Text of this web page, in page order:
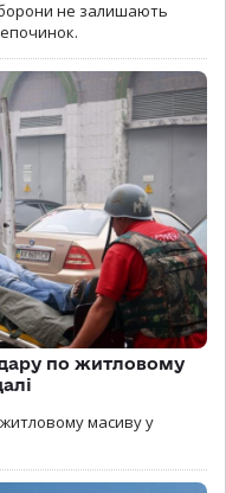
не залишають
по житловому
масиву у